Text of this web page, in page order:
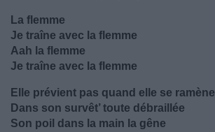
La flemme
Je traîne avec la flemme
Aah la flemme
Je traîne avec la flemme
Elle prévient pas quand elle se ramène
Dans son survêt’ toute débraillée
Son poil dans la main la gêne